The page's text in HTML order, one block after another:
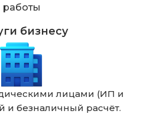
работы
бизнесу
лицами (ИП и
безналичный расчёт.